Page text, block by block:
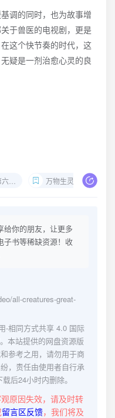
调的同时，也为故事增
于兽医的电视剧，更是
这个快节奏的时代，这
疑是一剂治愈心灵的良
幕 万物生灵第六季下载
给你的朋友，让更多
子书等稀缺资源！收
all-creatures-great-
-相同方式共享 4.0 国际
本站提供的网盘资源版
参考之用，请勿用于商
，责任由使用者自行承
后24小时内删除。
原因失效，请及时转
留言区反馈，我们将及